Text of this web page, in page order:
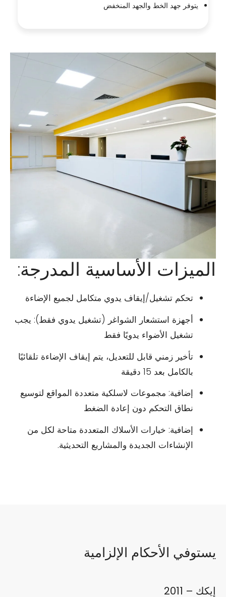
يتوفر جهد الخط والجهد المنخفض
الميزات الأساسية المدرجة:
تحكم تشغيل/إيقاف يدوي متكامل لجميع الإضاءة
أجهزة استشعار الشواغر (تشغيل يدوي فقط): يجب
تشغيل الأضواء يدويًا فقط
تأخير زمني قابل للتعديل، يتم إيقاف الإضاءة تلقائيًا
بالكامل بعد 15 دقيقة
إضافية: مجموعات لاسلكية متعددة المواقع لتوسيع
نطاق التحكم دون إعادة الضغط
إضافية: خيارات الأسلاك المتعددة متاحة لكل من
الإنشاءات الجديدة والمشاريع التحديثية.
يستوفي الأحكام الإلزامية
إيكك – 2011